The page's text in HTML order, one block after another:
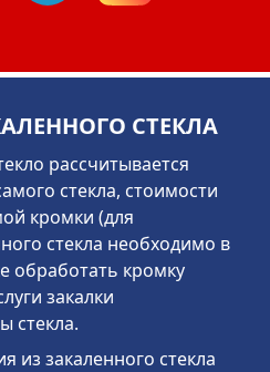
СТЕКЛА
рассчитывается
стекла, стоимости
кромки (для
стекла необходимо в
обработать кромку
закалки
стекла.
из закаленного стекла